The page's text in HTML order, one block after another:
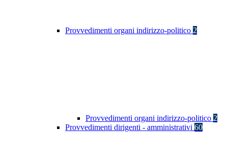
Provvedimenti organi indirizzo-politico 2
Provvedimenti organi indirizzo-politico 2
Provvedimenti dirigenti - amministrativi 60